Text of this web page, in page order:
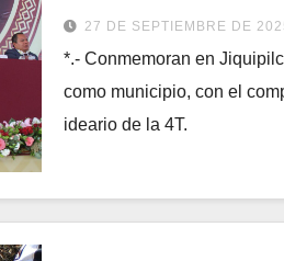
27 DE SEPTIEMBRE DE
*.- Conmemoran en
como municipio, con el
ideario de la 4T.